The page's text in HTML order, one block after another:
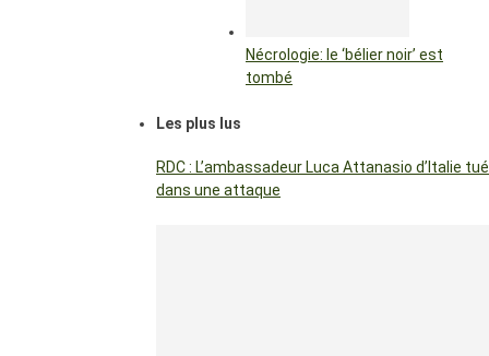
Nécrologie: le ‘bélier noir’ est
tombé
Les plus lus
RDC : L’ambassadeur Luca Attanasio d’Italie tué
dans une attaque